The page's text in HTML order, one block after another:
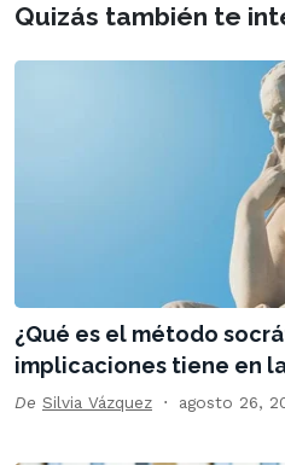
Quizás también te
¿Qué es el método
implicaciones tiene en
De Silvia Vázquez agosto 26,